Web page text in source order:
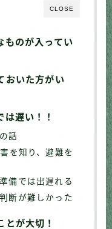
CLOSE
ものが入ってい
おいた方がい
遅い！！
話
を知り、避難を
備では出遅れる
断が難しかった
とが大切！